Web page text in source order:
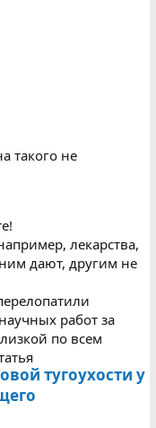
такого не
лекарства,
дают, другим не
работ за
по всем
тугоухости у